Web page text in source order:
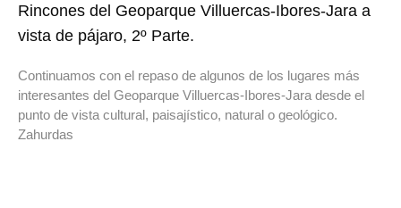
Rincones del Geoparque Villuercas-Ibores-Jara a
vista de pájaro, 2º Parte.
Continuamos con el repaso de algunos de los lugares más
interesantes del Geoparque Villuercas-Ibores-Jara desde el
punto de vista cultural, paisajístico, natural o geológico.
Zahurdas